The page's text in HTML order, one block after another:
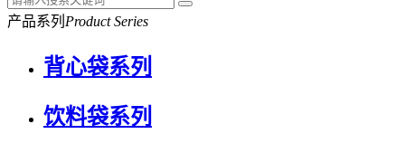
产品系列 Product Series
背心袋系列
饮料袋系列